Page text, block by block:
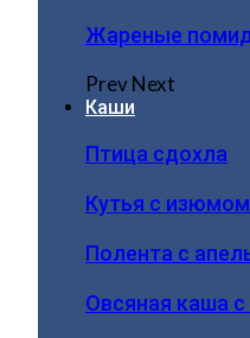
Жареные
PrevNext
Каши
Птица сдохла
Кутья с изюмом
Полента с
Овсяная каша